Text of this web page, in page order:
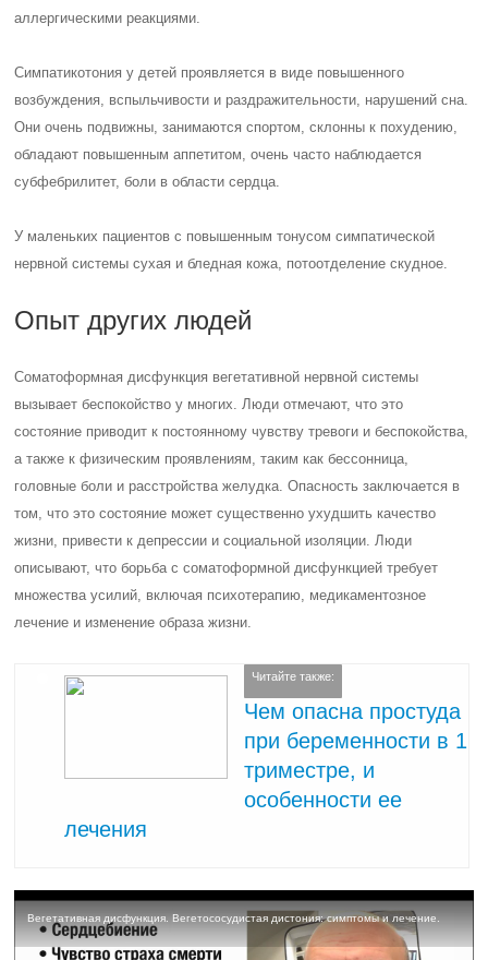
аллергическими реакциями.
Симпатикотония у детей проявляется в виде повышенного
возбуждения, вспыльчивости и раздражительности, нарушений сна.
Они очень подвижны, занимаются спортом, склонны к похудению,
обладают повышенным аппетитом, очень часто наблюдается
субфебрилитет, боли в области сердца.
У маленьких пациентов с повышенным тонусом симпатической
нервной системы сухая и бледная кожа, потоотделение скудное.
Опыт других людей
Соматоформная дисфункция вегетативной нервной системы
вызывает беспокойство у многих. Люди отмечают, что это
состояние приводит к постоянному чувству тревоги и беспокойства,
а также к физическим проявлениям, таким как бессонница,
головные боли и расстройства желудка. Опасность заключается в
том, что это состояние может существенно ухудшить качество
жизни, привести к депрессии и социальной изоляции. Люди
описывают, что борьба с соматоформной дисфункцией требует
множества усилий, включая психотерапию, медикаментозное
лечение и изменение образа жизни.
Читайте также:
Чем опасна простуда
при беременности в 1
триместре, и
особенности ее
лечения
Вегетативная дисфункция. Вегетососудистая дистония: симптомы и лечение.